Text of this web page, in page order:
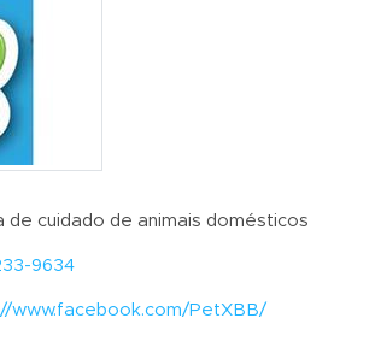
de cuidado de animais domésticos
9634
www.facebook.com/PetXBB/